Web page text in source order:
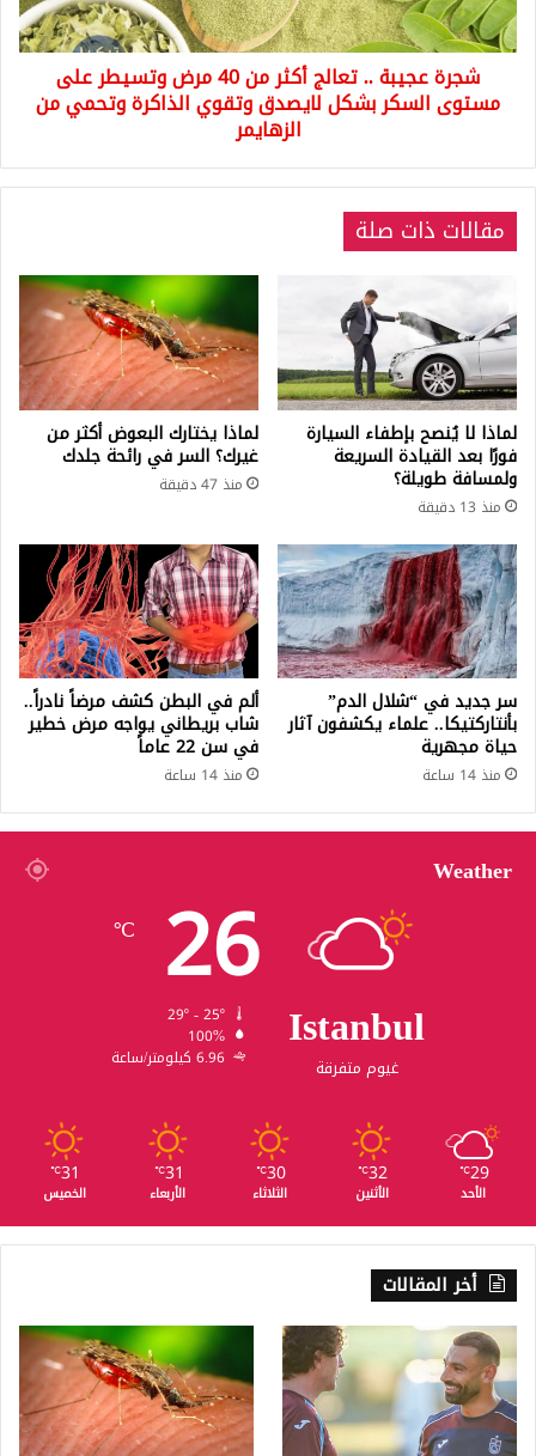
مرض
وتسيطر
مستوى
لايصدق
الذاكرة
وتحمي
شجرة عجيبة .. تعالج أكثر من 40 مرض وتسيطر على
مستوى السكر بشكل لايصدق وتقوي الذاكرة وتحمي من
الزهايمر
مقالات ذات صلة
لماذا لا يُنصح بإطفاء السيارة
فورًا بعد القيادة السريعة
ولمسافة طويلة؟
منذ 13 دقيقة
لماذا يختارك البعوض أكثر من
غيرك؟ السر في رائحة جلدك
منذ 47 دقيقة
سر جديد في “شلال الدم”
بأنتاركتيكا.. علماء يكشفون آثار
حياة مجهرية
منذ 14 ساعة
ألم في البطن كشف مرضاً نادراً..
شاب بريطاني يواجه مرض خطير
في سن 22 عاماً
منذ 14 ساعة
Weather
Istanbul
غيوم متفرقة
26
℃
100%
6.96 كيلومتر/ساعة
29
℃
الأحد
32
℃
الأثنين
30
℃
الثلاثاء
31
℃
الأربعاء
31
℃
الخميس
أخر المقالات